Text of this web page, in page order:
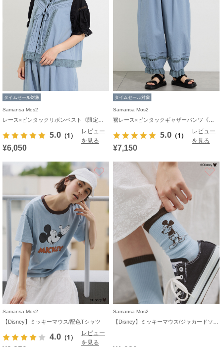
タイムセール対象
Samansa Mos2
5.0 （1）
レビュー
を見る
¥6,050
タイムセール対象
Samansa Mos2
5.0 （1）
レビュー
を見る
¥7,150
お気に入り
Samansa Mos2
【Disney】ミッキーマウス/配色Tシャツ
4.0 （1）
レビュー
を見る
Samansa Mos2